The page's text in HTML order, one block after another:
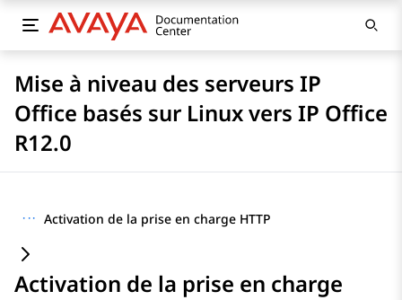
Mise à niveau des serveurs IP
Office basés sur Linux vers IP Office
R12.0
··· Activation de la prise en charge HTTP
Activation de la prise en charge